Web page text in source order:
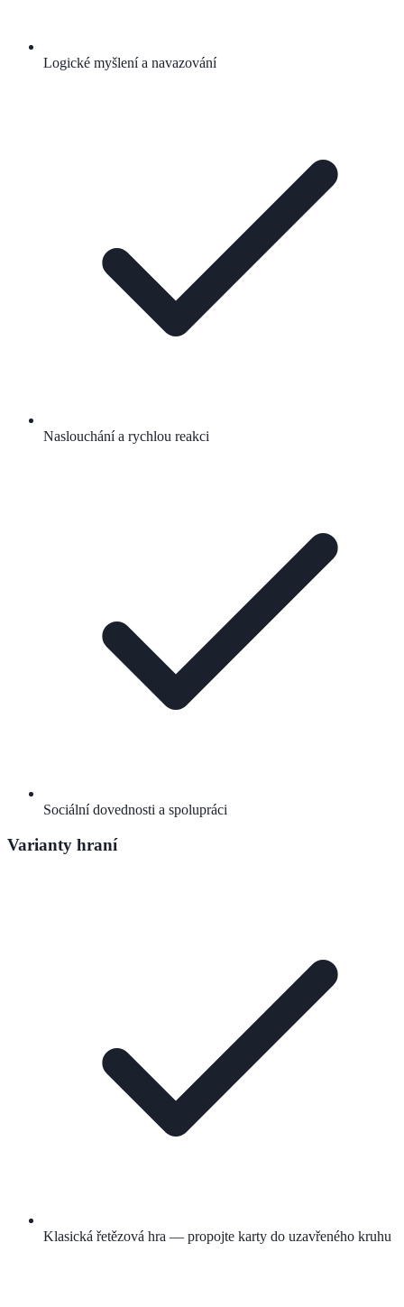
Logické myšlení a navazování
Naslouchání a rychlou reakci
Sociální dovednosti a spolupráci
Varianty hraní
Klasická řetězová hra — propojte karty do uzavřeného kruhu